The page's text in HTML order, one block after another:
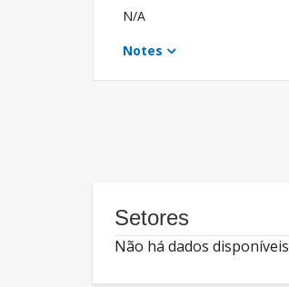
N/A
Notes
Setores
Não há dados disponíveis